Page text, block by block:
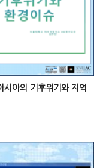
시아의 기후위기와 지역